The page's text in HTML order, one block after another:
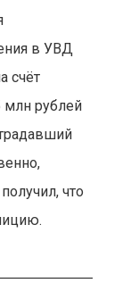
в УВД
счёт
млн рублей
что